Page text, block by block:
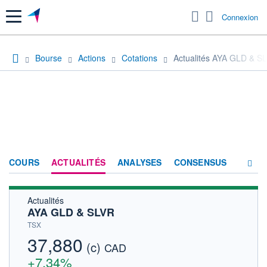
Menu Connexion
Bourse Actions Cotations Actualités AYA GLD &
COURS ACTUALITÉS ANALYSES CONSENSUS
Actualités
AYA GLD & SLVR
TSX
37,880 (c) CAD
+7,34%